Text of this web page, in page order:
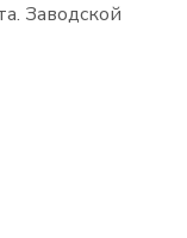
Заводской